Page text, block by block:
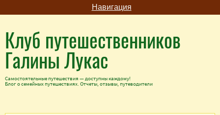
Навигация
Клуб путешественников
Галины Лукас
Самостоятельные путешествия — доступны каждому!
Блог о семейных путешествиях. Отчеты, отзывы, путеводители